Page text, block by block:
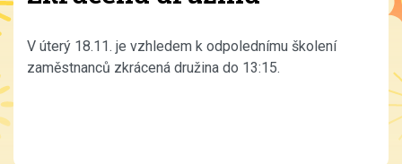
V úterý 18.11. je vzhledem k odpolednímu školení
zaměstnanců zkrácená družina do 13:15.